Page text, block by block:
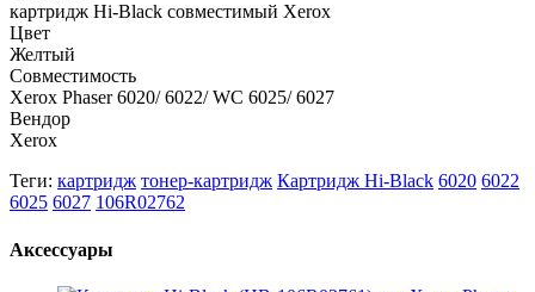
картридж Hi-Black совместимый Xerox
Цвет
Желтый
Совместимость
Xerox Phaser 6020/ 6022/ WC 6025/ 6027
Вендор
Xerox
Теги: картридж тонер-картридж Картридж Hi-Black 6020 6022
6025 6027 106R02762
Аксессуары